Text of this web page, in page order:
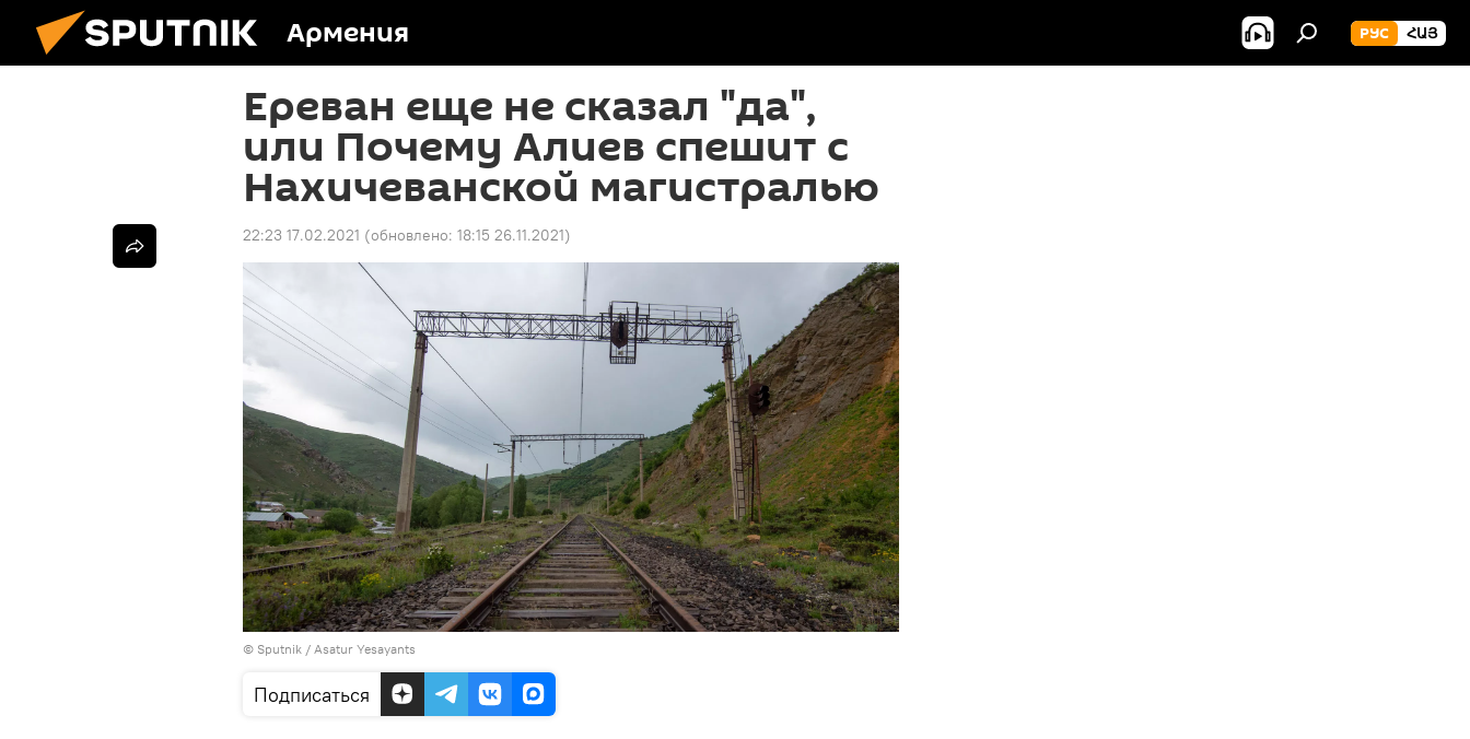
Армения РУС ՀԱՅ
Ереван еще не сказал "да",
или Почему Алиев спешит с
Нахичеванской магистралью
22:23 17.02.2021 (обновлено: 18:15 26.11.2021)
© Sputnik / Asatur Yesayants
Подписаться